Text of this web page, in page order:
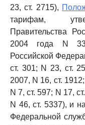
23, ст. 2715),
тарифам,
Правительства
2004 года N
Российской
ст. 301; N 23, ст.
2007, N 16, ст.
N 7, ст. 597; N 17,
N 46, ст. 5337), и
Федеральной